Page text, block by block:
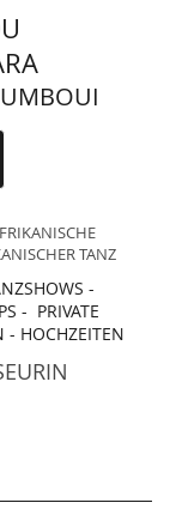
TANZ
-
- PRIVATE
- HOCHZEITEN